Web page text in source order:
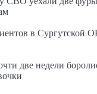
в Сургутской
две недели